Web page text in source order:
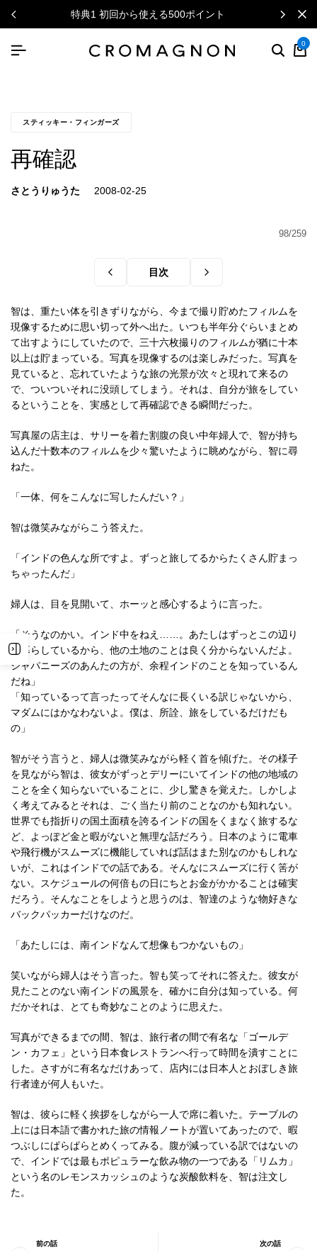
特典1 初回から使える500ポイント
0
スティッキー・フィンガーズ
再確認
さとうりゅうた
98/259
目次
智は、重たい体を引きずりながら、今まで撮り貯めたフィルムを
現像するために思い切って外へ出た。いつも半年分ぐらいまとめ
て出すようにしていたので、三十六枚撮りのフィルムが猶に十本
以上は貯まっている。写真を現像するのは楽しみだった。写真を
見ていると、忘れていたような旅の光景が次々と現れて来るの
で、ついついそれに没頭してしまう。それは、自分が旅をしてい
るということを、実感として再確認できる瞬間だった。
写真屋の店主は、サリーを着た割腹の良い中年婦人で、智が持ち
込んだ十数本のフィルムを少々驚いたように眺めながら、智に尋
ねた。
「一体、何をこんなに写したんだい？」
智は微笑みながらこう答えた。
「インドの色んな所ですよ。ずっと旅してるからたくさん貯まっ
ちゃったんだ」
婦人は、目を見開いて、ホーッと感心するように言った。
「そうなのかい。インド中をねえ……。あたしはずっとこの辺り
で暮らしているから、他の土地のことは良く分からないんだよ。
ジャパニーズのあんたの方が、余程インドのことを知っているん
だね」
「知っているって言ったってそんなに長くいる訳じゃないから、
マダムにはかなわないよ。僕は、所詮、旅をしているだけだも
の」
智がそう言うと、婦人は微笑みながら軽く首を傾げた。その様子
を見ながら智は、彼女がずっとデリーにいてインドの他の地域の
ことを全く知らないでいることに、少し驚きを覚えた。しかしよ
く考えてみるとそれは、ごく当たり前のことなのかも知れない。
世界でも指折りの国土面積を誇るインドの国をくまなく旅するな
ど、よっぽど金と暇がないと無理な話だろう。日本のように電車
や飛行機がスムーズに機能していれば話はまた別なのかもしれな
いが、これはインドでの話である。そんなにスムーズに行く筈が
ない。スケジュールの何倍もの日にちとお金がかかることは確実
だろう。そんなことをしようと思うのは、智達のような物好きな
バックパッカーだけなのだ。
「あたしには、南インドなんて想像もつかないもの」
笑いながら婦人はそう言った。智も笑ってそれに答えた。彼女が
見たことのない南インドの風景を、確かに自分は知っている。何
だかそれは、とても奇妙なことのように思えた。
写真ができるまでの間、智は、旅行者の間で有名な「ゴールデ
ン・カフェ」という日本食レストランへ行って時間を潰すことに
した。さすがに有名なだけあって、店内には日本人とおぼしき旅
行者達が何人もいた。
智は、彼らに軽く挨拶をしながら一人で席に着いた。テーブルの
上には日本語で書かれた旅の情報ノートが置いてあったので、暇
つぶしにぱらぱらとめくってみる。腹が減っている訳ではないの
で、インドでは最もポピュラーな飲み物の一つである「リムカ」
という名のレモンスカッシュのような炭酸飲料を、智は注文し
た。
前の話 次の話